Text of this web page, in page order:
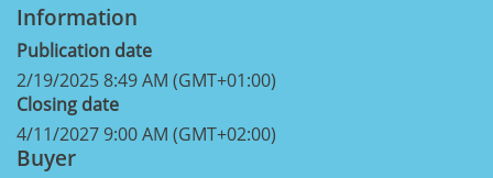
Information
Publication date
2/19/2025 8:49 AM (GMT+01:00)
Closing date
4/11/2027 9:00 AM (GMT+02:00)
Buyer